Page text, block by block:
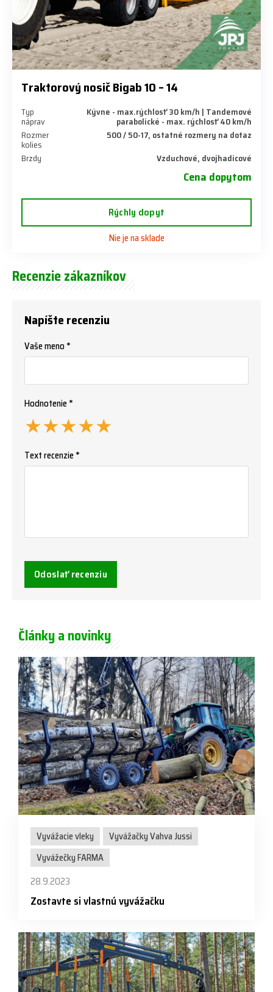
Traktorový nosič Bigab 10 – 14
Typ
náprav
Kývne - max.rýchlosť 30 km/h | Tandemové
parabolické - max. rýchlosť 40 km/h
Rozmer
kolies
500 / 50-17, ostatné rozmery na dotaz
Brzdy
Vzduchové, dvojhadicové
Cena dopytom
Rýchly dopyt
Nie je na sklade
Recenzie zákazníkov
Napíšte recenziu
Vaše meno *
Hodnotenie *
★
★
★
★
★
Text recenzie *
Odoslať recenziu
Články a novinky
Vyvážacie vleky
Vyvážačky Vahva Jussi
Vyvážečky FARMA
28.9.2023
Zostavte si vlastnú vyvážačku